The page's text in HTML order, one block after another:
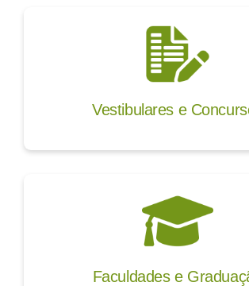
Vestibulares e
Faculdades e